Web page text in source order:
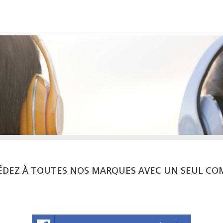
À TOUTES NOS MARQUES AVEC UN SEUL